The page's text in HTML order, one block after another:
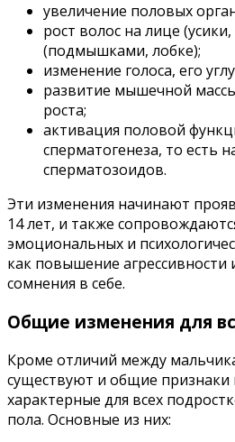
увеличение половых
рост волос на лице
(подмышками, лобке);
изменение голоса, его
развитие мышечной
роста;
активация половой
сперматогенеза, то есть
сперматозоидов.
Эти изменения начинают
14 лет, и также
эмоциональных и
как повышение агрессивности
сомнения в себе.
Общие изменения для
Кроме отличий между
существуют и общие признаки
характерные для всех
пола. Основные из них: